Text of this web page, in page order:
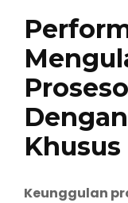
Khusus
Keunggulan